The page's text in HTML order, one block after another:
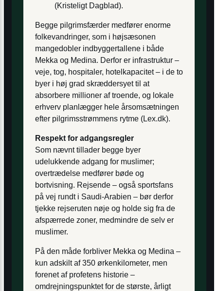
(Kristeligt Dagblad).
Begge pilgrimsfærder medfører enorme
folkevandringer, som i højsæsonen
mangedobler indbyggertallene i både
Mekka og Medina. Derfor er infrastruktur –
veje, tog, hospitaler, hotelkapacitet – i de to
byer i høj grad skræddersyet til at
absorbere millioner af troende, og lokale
erhverv planlægger hele årsomsætningen
efter pilgrimsstrømmens rytme (Lex.dk).
Respekt for adgangsregler
Som nævnt tillader begge byer
udelukkende adgang for muslimer;
overtrædelse medfører bøde og
bortvisning. Rejsende – også sportsfans
på vej rundt i Saudi-Arabien – bør derfor
tjekke rejseruten nøje og holde sig fra de
afspærrede zoner, medmindre de selv er
muslimer.
På den måde forbliver Mekka og Medina –
kun adskilt af 350 ørkenkilometer, men
forenet af profetens historie –
omdrejningspunktet for de største, årligt